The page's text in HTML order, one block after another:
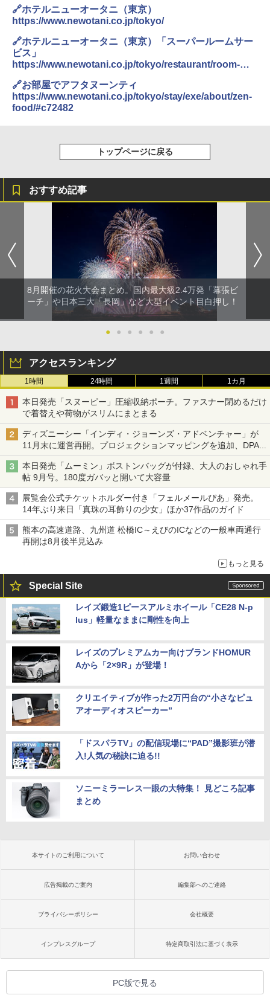
防水 UVカット 4段階高さ調整 軽量 収納袋付
き
￥6,459
【日本企業販売】超強力クマ対策スプレー 30
0ml（連続噴射30秒）110ml（連続噴射15
ソーラー LED ランタン Type-C 充電式 ソー
ラーランタン IP65防水 キャンプ用品 防災グ
ッズ 6種類のライトモード 防災 吊り下げ 折
り畳み式 キャンプソーラーライト防災 停電
節電対策 超高輝度 日本語取扱説明書付き
￥2,849
🔗ホテルニューオータニ（東京）
https://www.newotani.co.jp/tokyo/
🔗ホテルニューオータニ（東京）「スーパールームサー
ビス」
https://www.newotani.co.jp/tokyo/restaurant/room-
🔗お部屋でアフタヌーンティ
https://www.newotani.co.jp/tokyo/stay/exe/about/zen-
food/#c72482
トップページに戻る
おすすめ記事
8月開催の花火大会まとめ。国内最大級2.4万発「幕張ビ
ーチ」や日本三大「長岡」など大型イベント目白押し！
● ● ● ● ● ●
アクセスランキング
1時間 24時間 1週間 1カ月
本日発売「スヌーピー」圧縮収納ポーチ。ファスナー閉めるだけ
で着替えや荷物がスリムにまとまる
ディズニーシー「インディ・ジョーンズ・アドベンチャー」が
11月末に運営再開。プロジェクションマッピングを追加、DPA
は1500円
本日発売「ムーミン」ボストンバッグが付録、大人のおしゃれ手
帖 9月号。180度ガバッと開いて大容量
展覧会公式チケットホルダー付き「フェルメールぴあ」発売。
14年ぶり来日「真珠の耳飾りの少女」ほか37作品のガイド
熊本の高速道路、九州道 松橋IC～えびのICなどの一般車両通行
再開は8月後半見込み
もっと見る
Special Site
レイズ鍛造1ピースアルミホイール「CE28 N-p
lus」軽量なままに剛性を向上
レイズのプレミアムカー向けブランドHOMUR
Aから「2×9R」が登場！
クリエイティブが作った2万円台の“小さなピュ
アオーディオスピーカー”
「ドスパラTV」の配信現場に“PAD”撮影班が潜
入!人気の秘訣に迫る!!
ソニーミラーレス一眼の大特集！ 見どころ記事
まとめ
本サイトのご利用について お問い合わせ
広告掲載のご案内 編集部へのご連絡
プライバシーポリシー 会社概要
インプレスグループ 特定商取引法に基づく表示
PC版で見る